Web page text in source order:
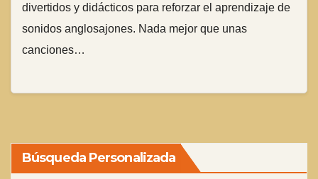
divertidos y didácticos para reforzar el aprendizaje de
sonidos anglosajones. Nada mejor que unas
canciones…
Búsqueda Personalizada